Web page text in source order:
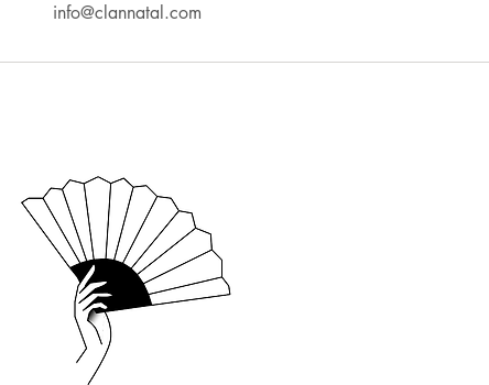
info@clannatal.com